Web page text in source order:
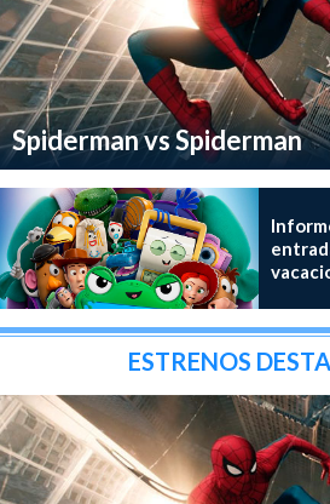
Spiderman vs Spiderman
ESTRENOS